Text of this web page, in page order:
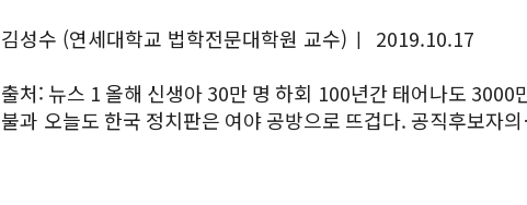
김성수 (연세대학교 법학전문대학원 교수) |
2019.10.17
출처: 뉴스 1 올해 신생아 30만 명 하회 100년간 태어나도 3000만 명
불과 오늘도 한국 정치판은 여야 공방으로 뜨겁다. 공직후보자의